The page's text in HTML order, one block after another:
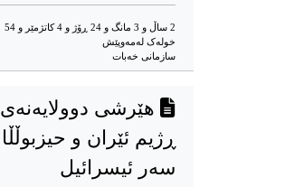
2 ساڵ و 3 مانگ و 24 ڕۆژ و 4 کاتژمێر و 54
خوله‌ک له‌مه‌وپێش‌
سازمانی خەبات
هێرشی دوولایەنەی
ڕژیم ئێران و
سەر ئیسرائیل